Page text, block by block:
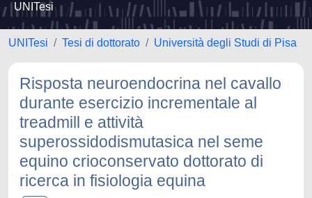
UNITesi
UNITesi Tesi di dottorato Università degli Studi di Pisa
Risposta neuroendocrina nel cavallo
durante esercizio incrementale al
treadmill e attività
superossidodismutasica nel seme
equino crioconservato dottorato di
ricerca in fisiologia equina